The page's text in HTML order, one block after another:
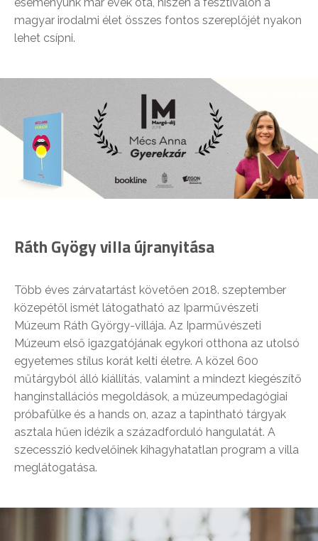
magyar irodalmi élet összes fontos szereplőjét nyakon
lehet csípni.
Ráth Gyögy villa újranyitása
Több éves zárvatartást követően 2018. szeptember
közepétől ismét látogatható az Iparművészeti
Múzeum Ráth György-villája. Az Iparművészeti
Múzeum első igazgatójának egykori otthona az utolsó
egyetemes stílus korát kelti életre. A közel 600
műtárgyból álló kiállítás, valamint a mindezt kiegészítő
hanginstallációs megoldások, a múzeumpedagógiai
próbafülke és a hands on, azaz a tapintható tárgyak
asztala hűen idézik a századforduló hangulatát. A
szecesszió kedvelőinek kihagyhatatlan program a villa
meglátogatása.